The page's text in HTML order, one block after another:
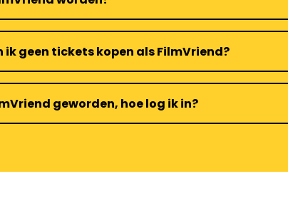
ik geen tickets kopen als FilmVriend?
geworden, hoe log ik in?